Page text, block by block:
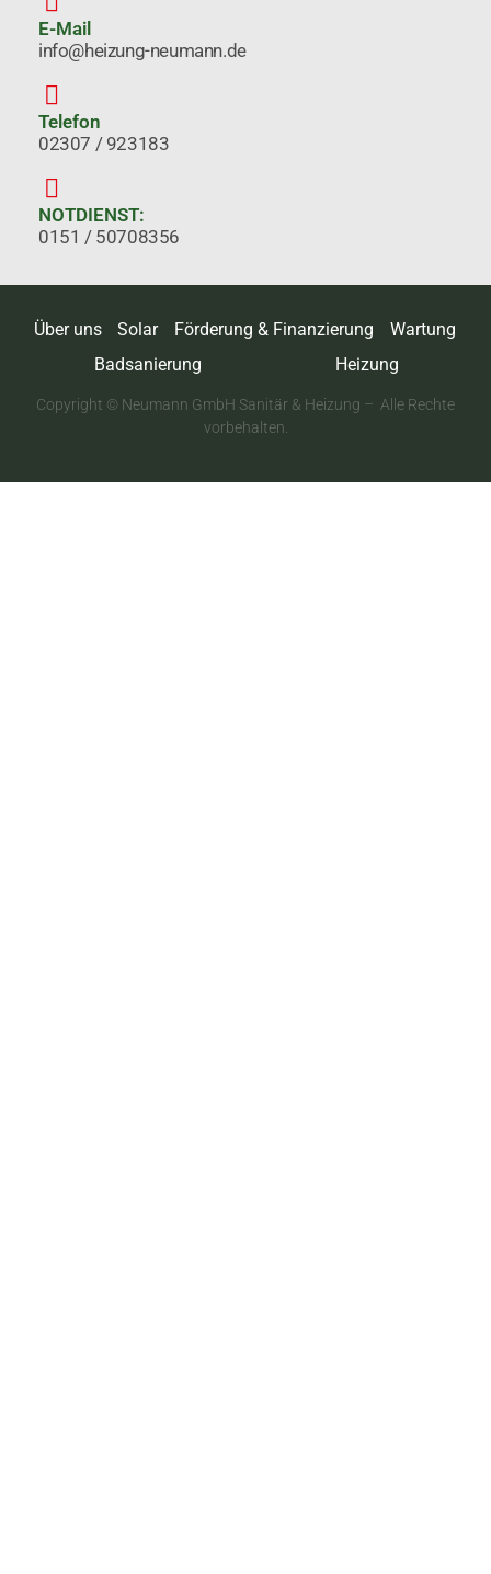
E-Mail
info@heizung-neumann.de
Telefon
02307 / 923183
NOTDIENST:
0151 / 50708356
Über uns Solar Förderung & Finanzierung
Wartung
Badsanierung
Heizung
Copyright © Neumann GmbH Sanitär & Heizung – Alle Rechte
vorbehalten.